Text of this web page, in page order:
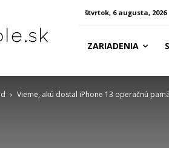
štvrtok, 6 augusta, 2026
ZARIADENIA
Vieme, akú dostal iPhone 13 operačnú